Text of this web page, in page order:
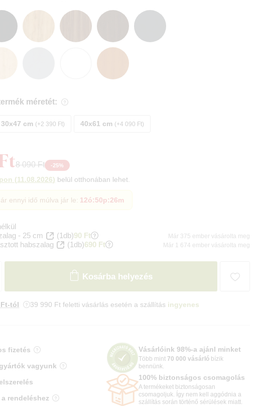
méretét:
30x47 cm +2 390 Ft 40x61 cm +4 090 Ft
8 090 Ft -25%
(11.08.2026) belül otthonában lehet.
ennyi idő múlva jár le: 12ó:50p:24m
- 25 cm
(1db)90 Ft Már 375 ember vásárolta meg
habszalag (1db)690 Ft Már 1 674 ember vásárolta meg
Kosárba helyezés
Ft-tól 39 990 Ft feletti vásárlás esetén a szállítás ingyenes
fizetés
vagyunk
rendeléshez
Vásárlóink 98%-a ajánl minket
Több mint 70 000 vásárló bízik
bennünk.
100% biztonságos csomagolás
A termékeket biztonságosan
csomagoljuk. Így nem kell aggódnia a
szállítás során történő sérülések miatt.